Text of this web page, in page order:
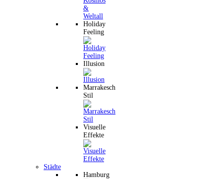
Holiday
Feeling
Illusion
Marrakesch
Stil
Visuelle
Effekte
Städte
Hamburg